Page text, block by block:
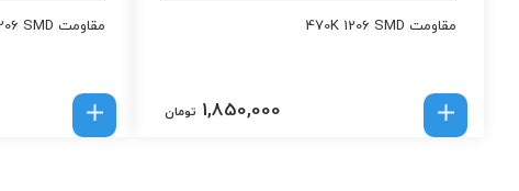
مقاومت 470K 1206 SMD
1,850,000 تومان
مقاومت 390K 1206 SMD